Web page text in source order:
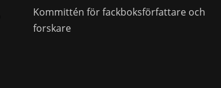
Kommittén för fackboksförfattare och
forskare